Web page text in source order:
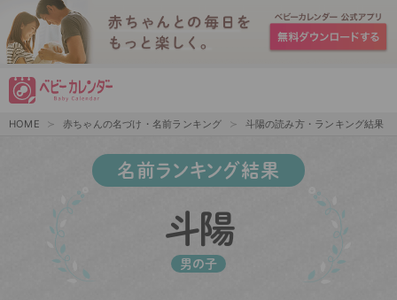
HOME 赤ちゃんの名づけ・名前ランキング 斗陽の読み方・ランキング結果
名前ランキング結果
斗陽
男の子